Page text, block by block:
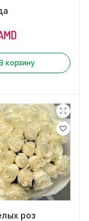
корзину
роз